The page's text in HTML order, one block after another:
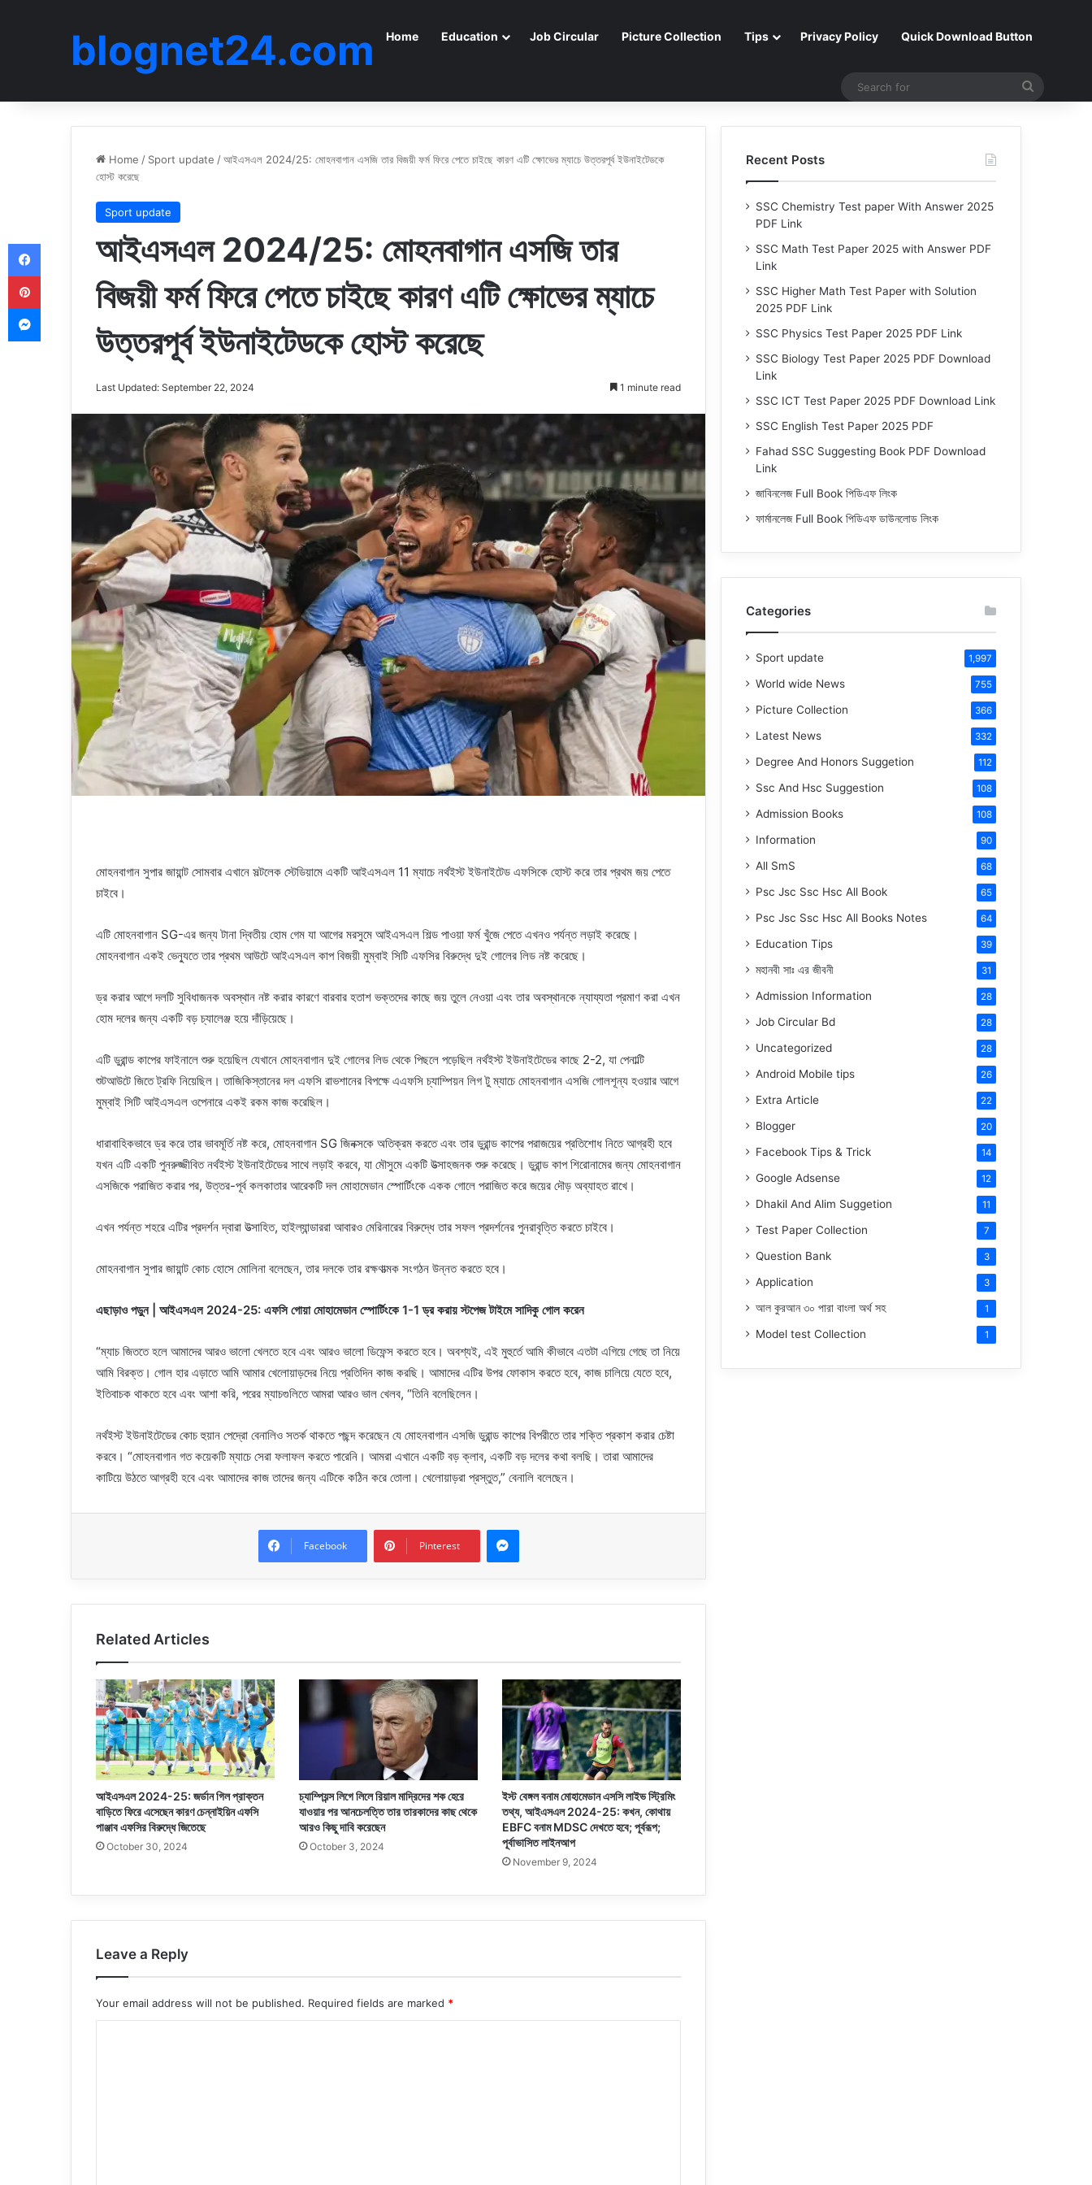
blognet24.com Home Education Job Circular Picture Collection Tips Privacy Policy Quick Download Button
Home / Sport update /আইএসএল 2024/25: মোহনবাগান এসজি তার বিজয়ী ফর্ম ফিরে পেতে চাইছে কারণ এটি ক্ষোভের ম্যাচে উত্তরপূর্ব ইউনাইটেডকে
হোস্ট করেছে
Sport update
আইএসএল 2024/25: মোহনবাগান এসজি তার
বিজয়ী ফর্ম ফিরে পেতে চাইছে কারণ এটি ক্ষোভের ম্যাচে
উত্তরপূর্ব ইউনাইটেডকে হোস্ট করেছে
Last Updated: September 22, 2024 1 minute read
মোহনবাগান সুপার জায়ান্ট সোমবার এখানে সল্টলেক স্টেডিয়ামে একটি আইএসএল 11 ম্যাচে নর্থইস্ট ইউনাইটেড এফসিকে হোস্ট করে তার প্রথম জয় পেতে
চাইবে।
এটি মোহনবাগান SG-এর জন্য টানা দ্বিতীয় হোম গেম যা আগের মরসুমে আইএসএল শিল্ড পাওয়া ফর্ম খুঁজে পেতে এখনও পর্যন্ত লড়াই করেছে।
মোহনবাগান একই ভেন্যুতে তার প্রথম আউটে আইএসএল কাপ বিজয়ী মুম্বাই সিটি এফসির বিরুদ্ধে দুই গোলের লিড নষ্ট করেছে।
ড্র করার আগে দলটি সুবিধাজনক অবস্থান নষ্ট করার কারণে বারবার হতাশ ভক্তদের কাছে জয় তুলে নেওয়া এবং তার অবস্থানকে ন্যায্যতা প্রমাণ করা এখন
হোম দলের জন্য একটি বড় চ্যালেঞ্জ হয়ে দাঁড়িয়েছে।
এটি ডুরান্ড কাপের ফাইনালে শুরু হয়েছিল যেখানে মোহনবাগান দুই গোলের লিড থেকে পিছলে পড়েছিল নর্থইস্ট ইউনাইটেডের কাছে 2-2, যা পেনাল্টি
শুটআউটে জিতে ট্রফি নিয়েছিল। তাজিকিস্তানের দল এফসি রাভশানের বিপক্ষে এএফসি চ্যাম্পিয়ন লিগ টু ম্যাচে মোহনবাগান এসজি গোলশূন্য হওয়ার আগে
মুম্বাই সিটি আইএসএল ওপেনারে একই রকম কাজ করেছিল।
ধারাবাহিকভাবে ড্র করে তার ভাবমূর্তি নষ্ট করে, মোহনবাগান SG জিনক্সকে অতিক্রম করতে এবং তার ডুরান্ড কাপের পরাজয়ের প্রতিশোধ নিতে আগ্রহী হবে
যখন এটি একটি পুনরুজ্জীবিত নর্থইস্ট ইউনাইটেডের সাথে লড়াই করবে, যা মৌসুমে একটি উত্সাহজনক শুরু করেছে। ডুরান্ড কাপ শিরোনামের জন্য মোহনবাগান
এসজিকে পরাজিত করার পর, উত্তর-পূর্ব কলকাতার আরেকটি দল মোহামেডান স্পোর্টিংকে একক গোলে পরাজিত করে জয়ের দৌড় অব্যাহত রাখে।
এখন পর্যন্ত শহরে এটির প্রদর্শন দ্বারা উত্সাহিত, হাইল্যান্ডাররা আবারও মেরিনারের বিরুদ্ধে তার সফল প্রদর্শনের পুনরাবৃত্তি করতে চাইবে।
মোহনবাগান সুপার জায়ান্ট কোচ হোসে মোলিনা বলেছেন, তার দলকে তার রক্ষণাত্মক সংগঠন উন্নত করতে হবে।
এছাড়াও পড়ুন | আইএসএল 2024-25: এফসি গোয়া মোহামেডান স্পোর্টিংকে 1-1 ড্র করায় স্টপেজ টাইমে সাদিকু গোল করেন
“ম্যাচ জিততে হলে আমাদের আরও ভালো খেলতে হবে এবং আরও ভালো ডিফেন্স করতে হবে। অবশ্যই, এই মুহুর্তে আমি কীভাবে এতটা এগিয়ে গেছে তা নিয়ে
আমি বিরক্ত। গোল হার এড়াতে আমি আমার খেলোয়াড়দের নিয়ে প্রতিদিন কাজ করছি। আমাদের এটির উপর ফোকাস করতে হবে, কাজ চালিয়ে যেতে হবে,
ইতিবাচক থাকতে হবে এবং আশা করি, পরের ম্যাচগুলিতে আমরা আরও ভাল খেলব, “তিনি বলেছিলেন।
নর্থইস্ট ইউনাইটেডের কোচ হুয়ান পেদ্রো বেনালিও সতর্ক থাকতে পছন্দ করেছেন যে মোহনবাগান এসজি ডুরান্ড কাপের বিপরীতে তার শক্তি প্রকাশ করার চেষ্টা
করবে। “মোহনবাগান গত কয়েকটি ম্যাচে সেরা ফলাফল করতে পারেনি। আমরা এখানে একটি বড় ক্লাব, একটি বড় দলের কথা বলছি। তারা আমাদের
কাটিয়ে উঠতে আগ্রহী হবে এবং আমাদের কাজ তাদের জন্য এটিকে কঠিন করে তোলা। খেলোয়াড়রা প্রস্তুত,” বেনালি বলেছেন।
Facebook Pinterest
Messenger
Related Articles
আইএসএল 2024-25: জর্ডান গিল প্রাক্তন
বাড়িতে ফিরে এসেছেন কারণ চেন্নাইয়িন এফসি
পাঞ্জাব এফসির বিরুদ্ধে জিতেছে
October 30, 2024
চ্যাম্পিয়ন্স লিগে লিলে রিয়াল মাদ্রিদের শক হেরে
যাওয়ার পর আনচেলত্তি তার তারকাদের কাছ থেকে
আরও কিছু দাবি করেছেন
October 3, 2024
ইস্ট বেঙ্গল বনাম মোহামেডান এসসি লাইভ স্ট্রিমিং
তথ্য, আইএসএল 2024-25: কখন, কোথায়
EBFC বনাম MDSC দেখতে হবে; পূর্বরূপ;
পূর্বাভাসিত লাইনআপ
November 9, 2024
Leave a Reply
Your email address will not be published. Required fields are marked *
Recent Posts
SSC Chemistry Test paper With Answer 2025
PDF Link
SSC Math Test Paper 2025 with Answer PDF
Link
SSC Higher Math Test Paper with Solution
2025 PDF Link
SSC Physics Test Paper 2025 PDF Link
SSC Biology Test Paper 2025 PDF Download
Link
SSC ICT Test Paper 2025 PDF Download Link
SSC English Test Paper 2025 PDF
Fahad SSC Suggesting Book PDF Download
Link
জাবিনলেজ Full Book পিডিএফ লিংক
ফার্মানলেজ Full Book পিডিএফ ডাউনলোড লিংক
Categories
Sport update 1,997
World wide News 755
Picture Collection 366
Latest News 332
Degree And Honors Suggetion 112
Ssc And Hsc Suggestion 108
Admission Books 108
Information 90
All SmS 68
Psc Jsc Ssc Hsc All Book 65
Psc Jsc Ssc Hsc All Books Notes 64
Education Tips 39
মহানবীসাঃ এর জীবনী 31
Admission Information 28
Job Circular Bd 28
Uncategorized 28
Android Mobile tips 26
Extra Article 22
Blogger 20
Facebook Tips & Trick 14
Google Adsense 12
Dhakil And Alim Suggetion 11
Test Paper Collection 7
Question Bank 3
Application 3
আল কুরআন ৩০ পারা বাংলা অর্থ সহ 1
Model test Collection 1
Facebook
Pinterest
Messenger